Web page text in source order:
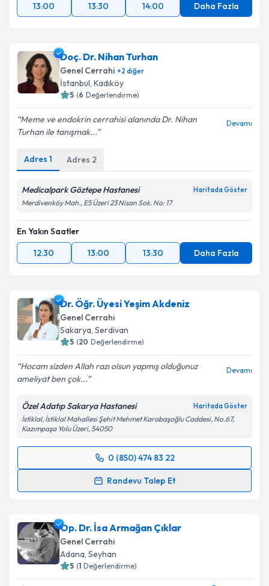
13:00
13:30 14:00 Daha Fazla
Doç. Dr. Nihan Turhan
Genel Cerrahi +2 diğer
İstanbul, Kadıköy
5 (6 Değerlendirme)
Meme ve endokrin cerrahisi alanında Dr. Nihan
Turhan ile tanışmak...
Devamı
Adres 1 Adres 2
Medicalpark Göztepe Hastanesi Haritada Göster
Merdivenköy Mah., E5 Üzeri 23 Nisan Sok. No: 17
En Yakın Saatler
12:30
13:00 13:30 Daha Fazla
Dr. Öğr. Üyesi Yeşim Akdeniz
Genel Cerrahi
Sakarya, Serdivan
5 (20 Değerlendirme)
Hocam sizden Allah razı olsun yapmış olduğunuz
ameliyat ben çok...
Devamı
Özel Adatıp Sakarya Hastanesi Haritada Göster
İstiklal, İstiklal Mahallesi Şehit Mehmet Karabaşoğlu Caddesi, No.67,
Kazımpaşa Yolu Üzeri, 54050
0 (850) 474 83 22
Randevu Talep Et
Randevu Takvimi Talebi
için bir takvim hazırlandığında e-posta ile
bilgilendireceğiz.
E-posta Adresiniz
Op. Dr. İsa Armağan Çıklar
Genel Cerrahi
Adana, Seyhan
5 (1 Değerlendirme)